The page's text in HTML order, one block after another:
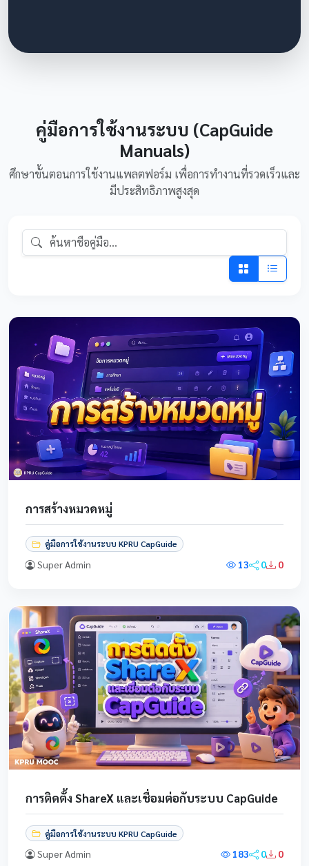
คู่มือการใช้งานระบบ (CapGuide
Manuals)
ศึกษาขั้นตอนการใช้งานแพลตฟอร์ม เพื่อการทำงานที่รวดเร็วและ
มีประสิทธิภาพสูงสุด
การสร้างหมวดหมู่
คู่มือการใช้งานระบบ KPRU CapGuide
Super Admin 13 0 0
การติดตั้ง ShareX และเชื่อมต่อกับระบบ CapGuide
คู่มือการใช้งานระบบ KPRU CapGuide
Super Admin 183 0 0